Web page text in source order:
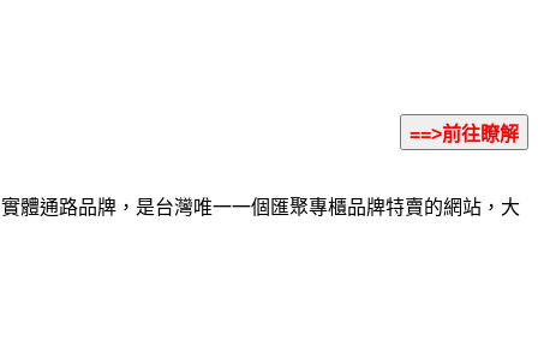
體通路品牌，是台灣唯一一個匯聚專櫃品牌特賣的網站，大